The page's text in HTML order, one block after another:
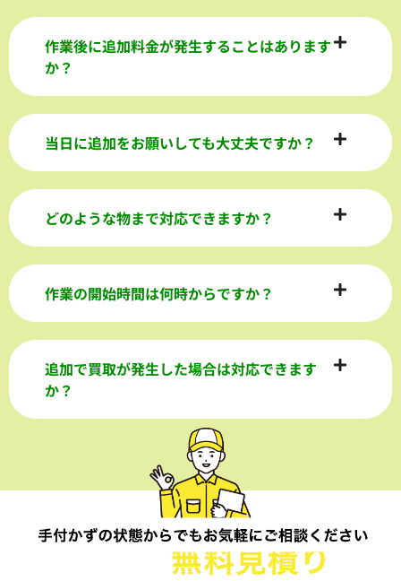
作業後に追加料金が発生することはあります
か？
当日に追加をお願いしても大丈夫ですか？
どのような物まで対応できますか？
作業の開始時間は何時からですか？
追加で買取が発生した場合は対応できます
か？